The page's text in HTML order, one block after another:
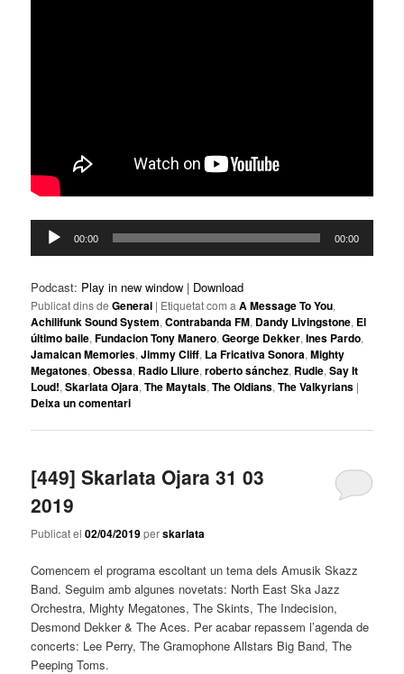
Reproductor
d'àudio
00:00 00:00
Podcast: Play in new window | Download
Publicat dins de General | Etiquetat com a A Message To You,
Achilifunk Sound System,Contrabanda FM, Dandy Livingstone, El
último baile,Fundacion Tony Manero,George Dekker,Ines Pardo,
Jamaican Memories,Jimmy Cliff, La Fricativa Sonora,Mighty
Megatones,Obessa, Radio Lliure,roberto sánchez, Rudie,Say It
Loud!,Skarlata Ojara,The Maytals,The Oldians,The Valkyrians |
Deixa un comentari
[449] Skarlata Ojara 31 03
2019
Publicat el02/04/2019perskarlata
Comencem el programa escoltant un tema dels Amusik Skazz
Band. Seguim amb algunes novetats: North East Ska Jazz
Orchestra, Mighty Megatones, The Skints, The Indecision,
Desmond Dekker & The Aces. Per acabar repassem l’agenda de
concerts: Lee Perry, The Gramophone Allstars Big Band, The
Peeping Toms.